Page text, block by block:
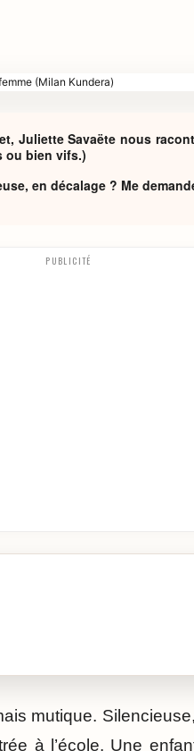
Juliette Savaëte nous
ou bien vifs.)
en décalage ? Me
PUBLICITÉ
mutique.
à l’école. Une